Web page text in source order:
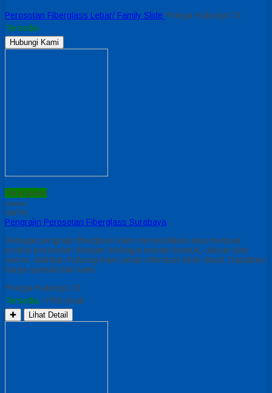
Perosotan Fiberglass Lebar/ Family Slide *Harga Hubungi CS
Tersedia
Hubungi Kami
Terpopuler
Diskon
nan%
Pengrajin Perosotan Fiberglass Surabaya
Sebagai pengrajin fiberglass kami menyediakan atau menjual
produk perosotan dengan berbagai macam bentuk, ukuran dan
warna. silahkan hubungi kami untuk informasi lebih detail. Dapatkan
harga spesial dari kami.
*Harga Hubungi CS
Tersedia / PRS Anak
✚ Lihat Detail